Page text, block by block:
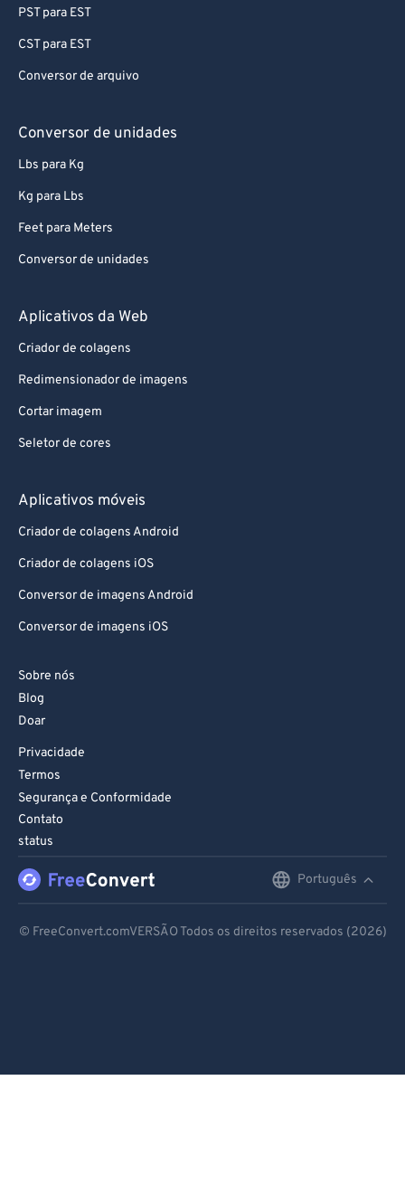
PST para EST
CST para EST
Conversor de arquivo
Conversor de unidades
Lbs para Kg
Kg para Lbs
Feet para Meters
Conversor de unidades
Aplicativos da Web
Criador de colagens
Redimensionador de imagens
Cortar imagem
Seletor de cores
Aplicativos móveis
Criador de colagens Android
Criador de colagens iOS
Conversor de imagens Android
Conversor de imagens iOS
Sobre nós
Blog
Doar
Privacidade
Termos
Segurança e Conformidade
Contato
status
Português
© FreeConvert.comVERSÃO Todos os direitos reservados (2026)